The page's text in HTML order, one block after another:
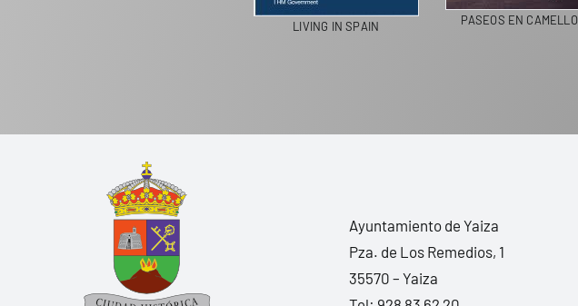
LIVING IN SPAIN PASEOS EN CAMELLO
Ayuntamiento de Yaiza
Pza. de Los Remedios, 1
35570 – Yaiza